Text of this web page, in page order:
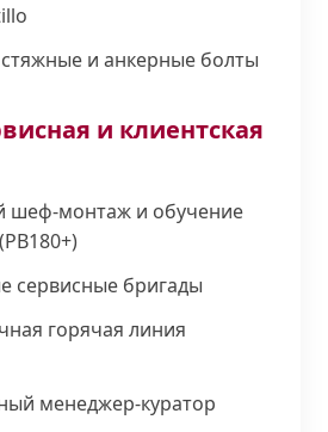
и анкерные болты
и клиентская
шеф-монтаж и обучение
сервисные бригады
горячая линия
менеджер-куратор